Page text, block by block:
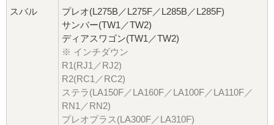
スバル
プレオ(L275B／L275F／L285B／L285F)
サンバー(TW1／TW2)
ディアスワゴン(TW1／TW2)
※ インチダウン
R1(RJ1／RJ2)
R2(RC1／RC2)
ステラ(LA150F／LA160F／LA100F／LA110F／
RN1／RN2)
プレオプラス(LA300F／LA310F)